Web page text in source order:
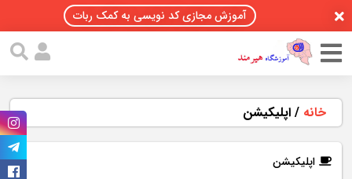
آموزش مجازی کد نویسی به کمک ربات
خانه /اپلیکیشن
اپلیکیشن